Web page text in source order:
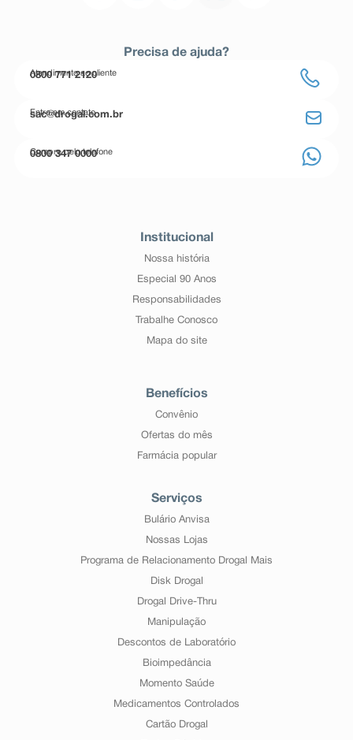
Precisa de ajuda?
Atendimento ao cliente
0800 771 2120
Entre em contato
sac@drogal.com.br
Compre pelo telefone
0800 347 0000
Institucional
Nossa história
Especial 90 Anos
Responsabilidades
Trabalhe Conosco
Mapa do site
Benefícios
Convênio
Ofertas do mês
Farmácia popular
Serviços
Bulário Anvisa
Nossas Lojas
Programa de Relacionamento Drogal Mais
Disk Drogal
Drogal Drive-Thru
Manipulação
Descontos de Laboratório
Bioimpedância
Momento Saúde
Medicamentos Controlados
Cartão Drogal